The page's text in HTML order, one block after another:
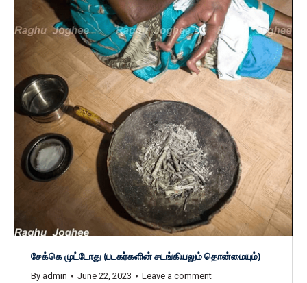
சேக்கெ முட்டோது (படகர்களின் சடங்கியலும் தொன்மையும்)
By admin June 22, 2023 Leave a comment